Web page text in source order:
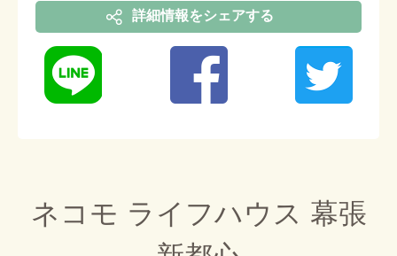
詳細情報をシェアする
ネコモ ライフハウス 幕張